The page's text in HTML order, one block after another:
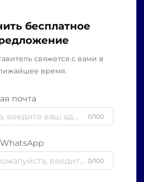
бесплатное
свяжется с вами в
время.
почта
0/100
0/100